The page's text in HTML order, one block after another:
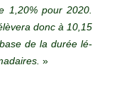
1,20% pour 2020.
donc à 10,15
de la durée lé-
»